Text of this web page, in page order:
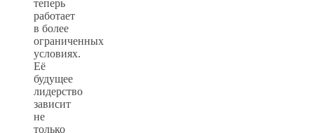
теперь
работает
в более
ограниченных
условиях.
Её
будущее
лидерство
зависит
не
только